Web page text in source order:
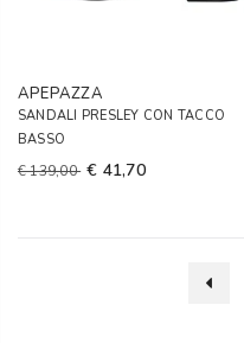
APEPAZZA
SANDALI PRESLEY CON TACCO
BASSO
€ 139,00 € 41,70